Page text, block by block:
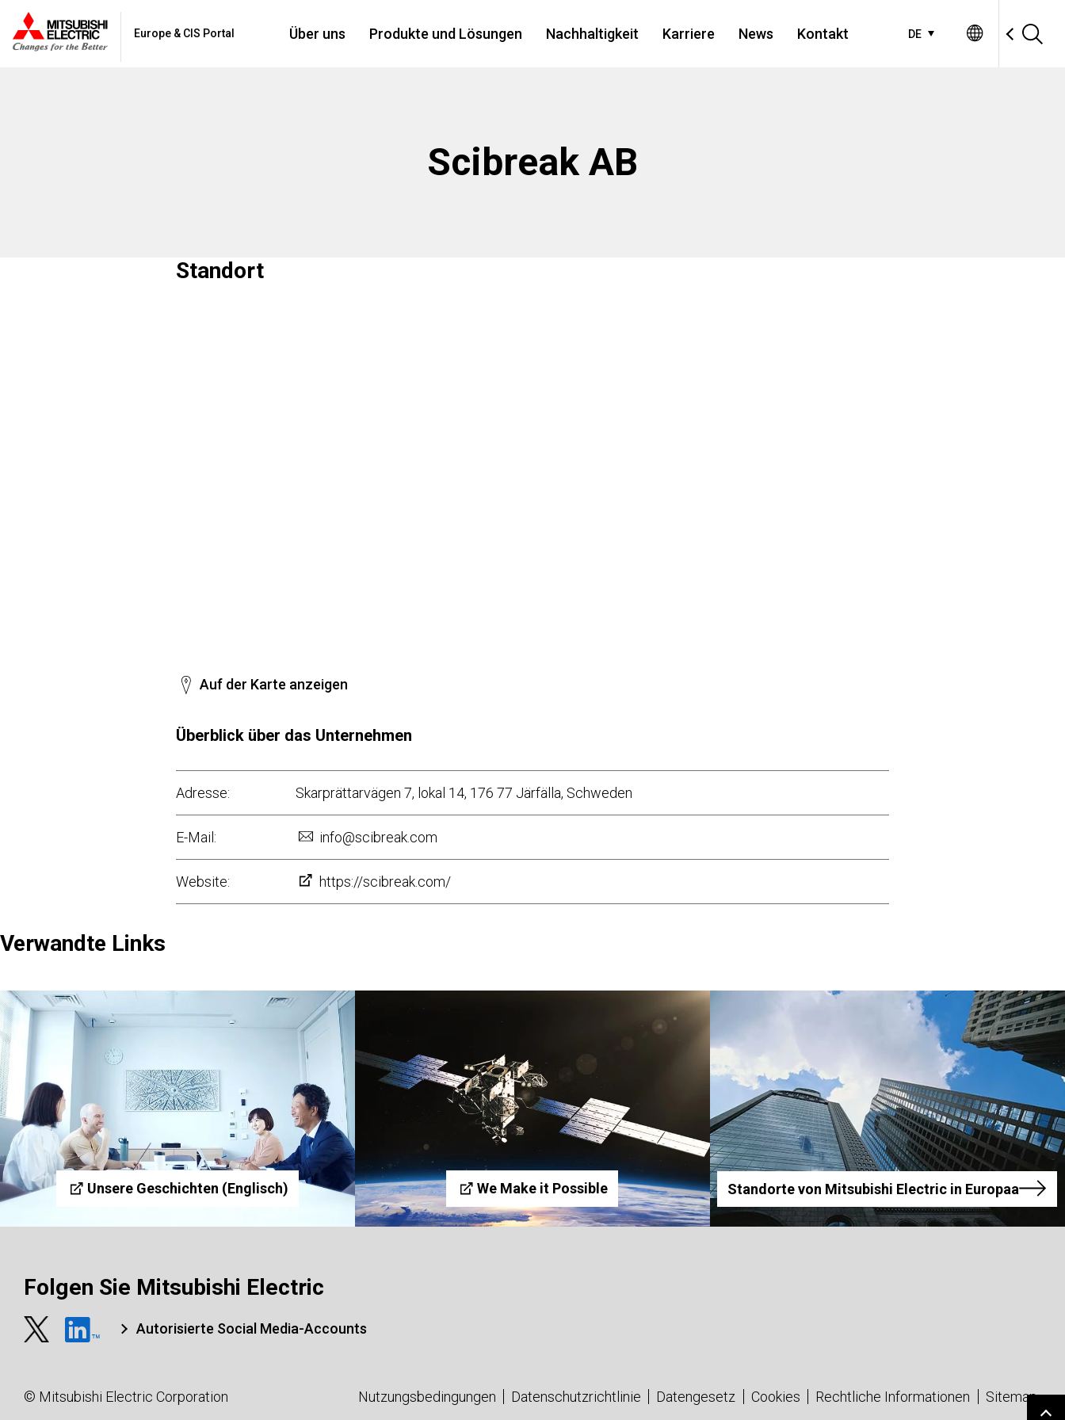
Europe & CIS Portal DE
Über uns Produkte und Lösungen Nachhaltigkeit Karriere News Kontakt
Scibreak AB
Standort
Auf der Karte anzeigen
Überblick über das Unternehmen
Adresse: Skarprättarvägen 7, lokal 14, 176 77 Järfälla, Schweden
E-Mail: info@scibreak.com
Website: https://scibreak.com/
Verwandte Links
Unsere Geschichten (Englisch) We Make it Possible Standorte von Mitsubishi Electric in Europaa
Folgen Sie Mitsubishi Electric
Autorisierte Social Media-Accounts
Nutzungsbedingungen Datenschutzrichtlinie Datengesetz Cookies Rechtliche Informationen Sitemap
© Mitsubishi Electric Corporation